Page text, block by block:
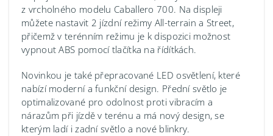
z vrcholného modelu Caballero 700. Na displeji
můžete nastavit 2 jízdní režimy All-terrain a Street,
přičemž v terénním režimu je k dispozici možnost
vypnout ABS pomocí tlačítka na řídítkách.
Novinkou je také přepracované LED osvětlení, které
nabízí moderní a funkční design. Přední světlo je
optimalizované pro odolnost proti vibracím a
nárazům při jízdě v terénu a má nový design, se
kterým ladí i zadní světlo a nové blinkry.